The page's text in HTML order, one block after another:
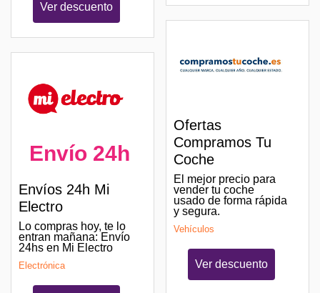
Ver descuento
Envío 24h
Envíos 24h Mi
Electro
Lo compras hoy, te lo
entran mañana: Envío
24hs en Mi Electro
Electrónica
Ofertas
Compramos Tu
Coche
El mejor precio para
vender tu coche
usado de forma rápida
y segura.
Vehículos
Ver descuento